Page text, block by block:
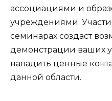
ассоциациями и
учреждениями.
семинарах создаст
демонстрации ваших
наладить ценные
данной области.